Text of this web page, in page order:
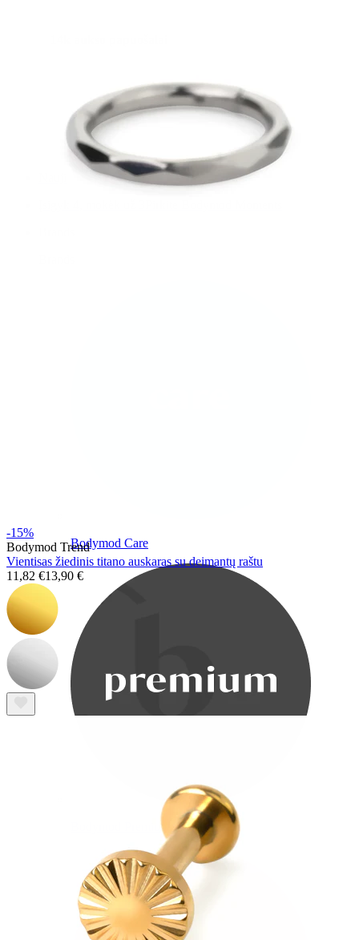
Pirkite Titaną
Bodymod Care
Bodymod Premium
-15%
Bodymod Trend
Vientisas žiedinis titano auskaras su deimantų raštu
11,82 €13,90 €